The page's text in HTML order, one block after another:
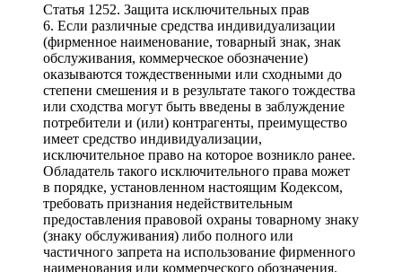
Статья 1252. Защита исключительных прав
6. Если различные средства индивидуализации
(фирменное наименование, товарный знак, знак
обслуживания, коммерческое обозначение)
оказываются тождественными или сходными до
степени смешения и в результате такого тождества
или сходства могут быть введены в заблуждение
потребители и (или) контрагенты, преимущество
имеет средство индивидуализации,
исключительное право на которое возникло ранее.
Обладатель такого исключительного права может
в порядке, установленном настоящим Кодексом,
требовать признания недействительным
предоставления правовой охраны товарному знаку
(знаку обслуживания) либо полного или
частичного запрета на использование фирменного
наименования или коммерческого обозначения.